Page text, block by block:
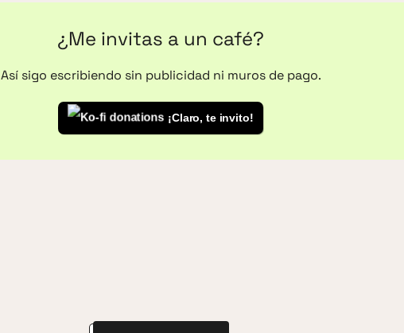
¿Me invitas a un café?
Así sigo escribiendo sin publicidad ni muros de pago.
¡Claro, te invito!